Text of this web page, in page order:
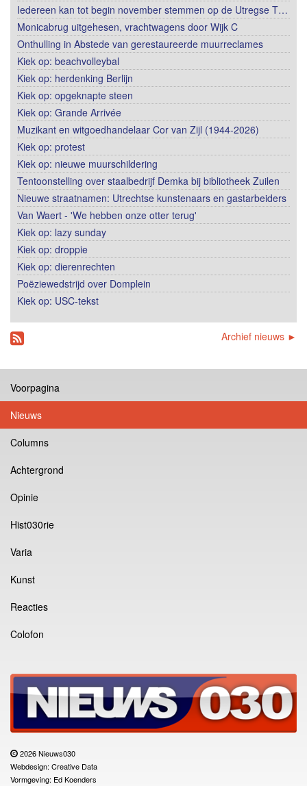
Iedereen kan tot begin november stemmen op de Utregse T…
Monicabrug uitgehesen, vrachtwagens door Wijk C
Onthulling in Abstede van gerestaureerde muurreclames
Kiek op: beachvolleybal
Kiek op: herdenking Berlijn
Kiek op: opgeknapte steen
Kiek op: Grande Arrivée
Muzikant en witgoedhandelaar Cor van Zijl (1944-2026)
Kiek op: protest
Kiek op: nieuwe muurschildering
Tentoonstelling over staalbedrijf Demka bij bibliotheek Zuilen
Nieuwe straatnamen: Utrechtse kunstenaars en gastarbeiders
Van Waert - 'We hebben onze otter terug'
Kiek op: lazy sunday
Kiek op: droppie
Kiek op: dierenrechten
Poëziewedstrijd over Domplein
Kiek op: USC-tekst
Archief nieuws ►
Voorpagina
Nieuws
Columns
Achtergrond
Opinie
Hist030rie
Varia
Kunst
Reacties
Colofon
2026 Nieuws030
Webdesign: Creative Data
Vormgeving: Ed Koenders